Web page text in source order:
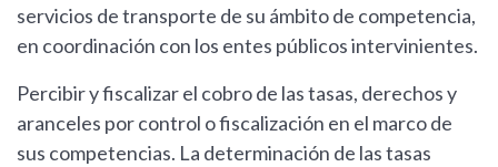
servicios de transporte de su ámbito de competencia,
en coordinación con los entes públicos intervinientes.
Percibir y fiscalizar el cobro de las tasas, derechos y
aranceles por control o fiscalización en el marco de
sus competencias. La determinación de las tasas